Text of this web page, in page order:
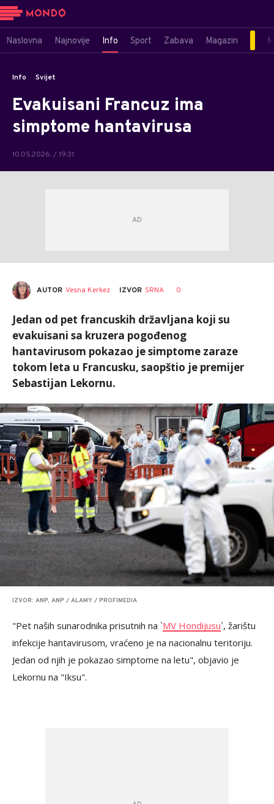
Naslovna Najnovije Info Sport Zabava Magazin
Info Svijet
Evakuisani Francuz ima
simptome hantavirusa
10.05.2026. / 19:31
AUTOR Vesna Kerkez IZVOR SRNA 0
Jedan od pet francuskih državljana koji su
evakuisani sa kruzera pogođenog
hantavirusom pokazao je simptome zaraze
tokom leta u Francusku, saopštio je premijer
Sebastijan Lekornu.
IZVOR: ANP, ANP / ALAMY / PROFIMEDIA
"Pet naših sunarodnika prisutnih na `MV Hondijusu`, žarištu
infekcije hantavirusom, vraćeno je na nacionalnu teritoriju.
Jedan od njih je pokazao simptome na letu", objavio je
Lekornu na "Iksu".